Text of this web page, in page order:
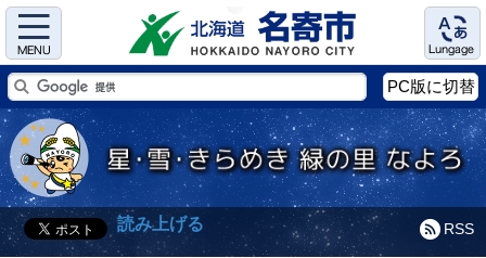
Menu Language
PC版に切替
RSS
読み上げる